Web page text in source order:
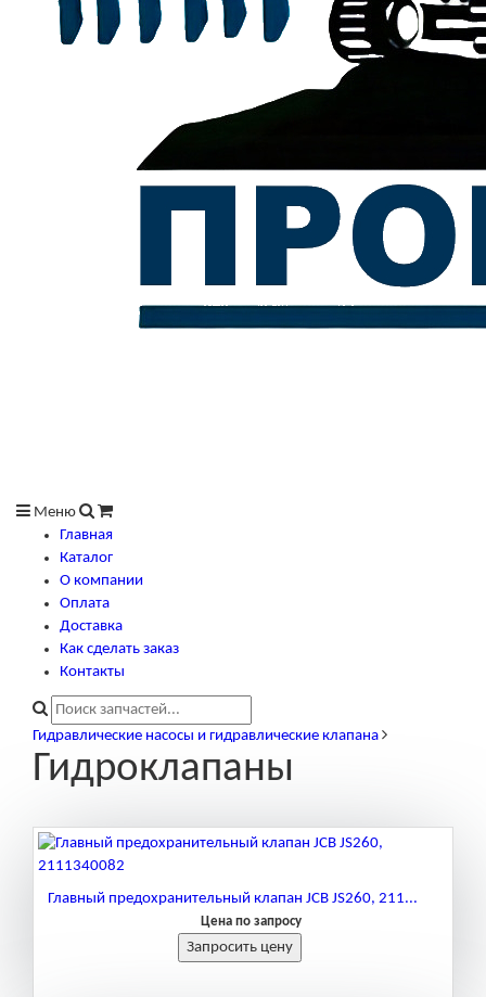
Меню
Главная
Каталог
О компании
Оплата
Доставка
Как сделать заказ
Контакты
Гидравлические насосы и гидравлические клапана
Гидроклапаны
Главный предохранительный клапан JCB JS260, 211...
Цена по запросу